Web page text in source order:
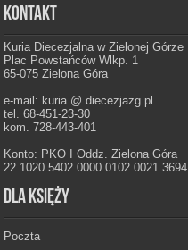
Kontakt
Kuria Diecezjalna w Zielonej Górze
Plac Powstańców Wlkp. 1
65-075 Zielona Góra
e-mail: kuria @ diecezjazg.pl
tel. 68-451-23-30
kom. 728-443-401
Konto: PKO I Oddz. Zielona Góra
22 1020 5402 0000 0102 0021 3694
Dla księży
Poczta